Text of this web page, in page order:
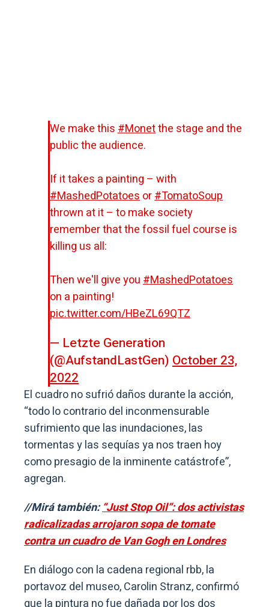
We make this#Monetthe stage and the
public the audience.
If it takes a painting – with
#MashedPotatoesor#TomatoSoup
thrown at it – to make society
remember that the fossil fuel course is
killing us all:
Then we'll give you#MashedPotatoes
on a painting!
pic.twitter.com/HBeZL69QTZ
— Letzte Generation
(@AufstandLastGen) October 23,
2022
El cuadro no sufrió daños durante la acción,
“todo lo contrario del inconmensurable
sufrimiento que las inundaciones, las
tormentas y las sequías ya nos traen hoy
como presagio de la inminente catástrofe”,
agregan.
//Mirá también:“Just Stop Oil”: dos activistas
radicalizadas arrojaron sopa de tomate
contra un cuadro de Van Gogh en Londres
En diálogo con la cadena regional rbb, la
portavoz del museo, Carolin Stranz, confirmó
que la pintura no fue dañada por los dos